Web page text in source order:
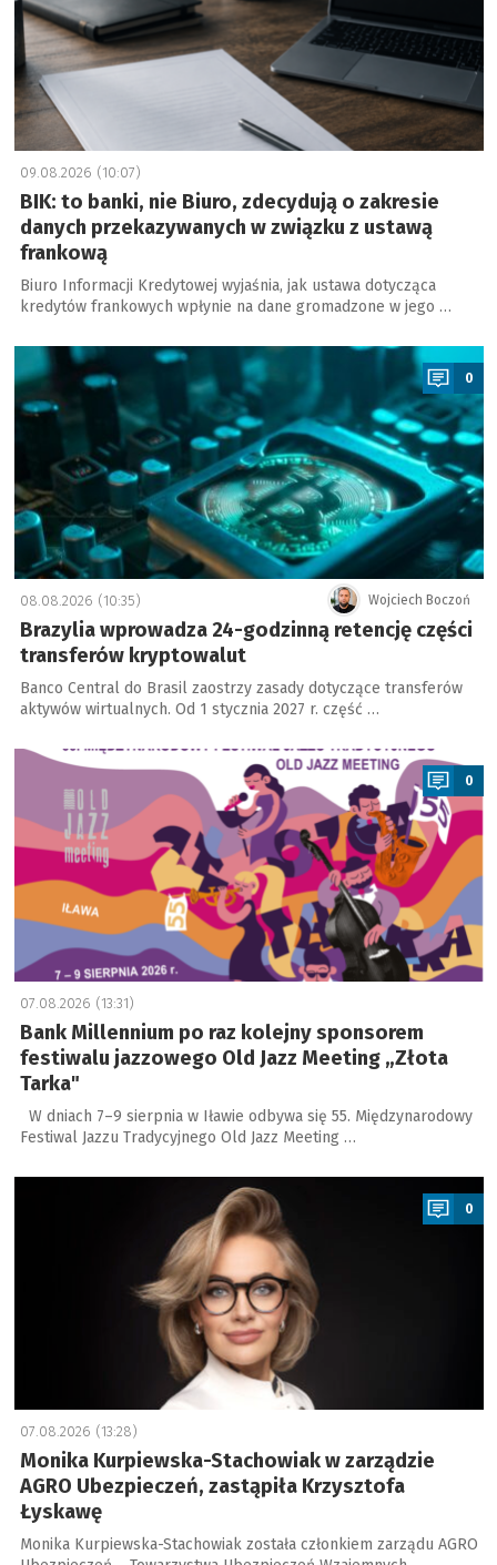
09.08.2026 (10:07)
BIK: to banki, nie Biuro, zdecydują o zakresie
danych przekazywanych w związku z ustawą
frankową
Biuro Informacji Kredytowej wyjaśnia, jak ustawa dotycząca
kredytów frankowych wpłynie na dane gromadzone w jego …
a
0
Wojciech Boczoń
08.08.2026 (10:35)
Brazylia wprowadza 24-godzinną retencję części
transferów kryptowalut
Banco Central do Brasil zaostrzy zasady dotyczące transferów
aktywów wirtualnych. Od 1 stycznia 2027 r. część …
a
0
07.08.2026 (13:31)
Bank Millennium po raz kolejny sponsorem
festiwalu jazzowego Old Jazz Meeting „Złota
Tarka"
W dniach 7–9 sierpnia w Iławie odbywa się 55. Międzynarodowy
Festiwal Jazzu Tradycyjnego Old Jazz Meeting …
a
0
07.08.2026 (13:28)
Monika Kurpiewska-Stachowiak w zarządzie
AGRO Ubezpieczeń, zastąpiła Krzysztofa
Łyskawę
Monika Kurpiewska-Stachowiak została członkiem zarządu AGRO